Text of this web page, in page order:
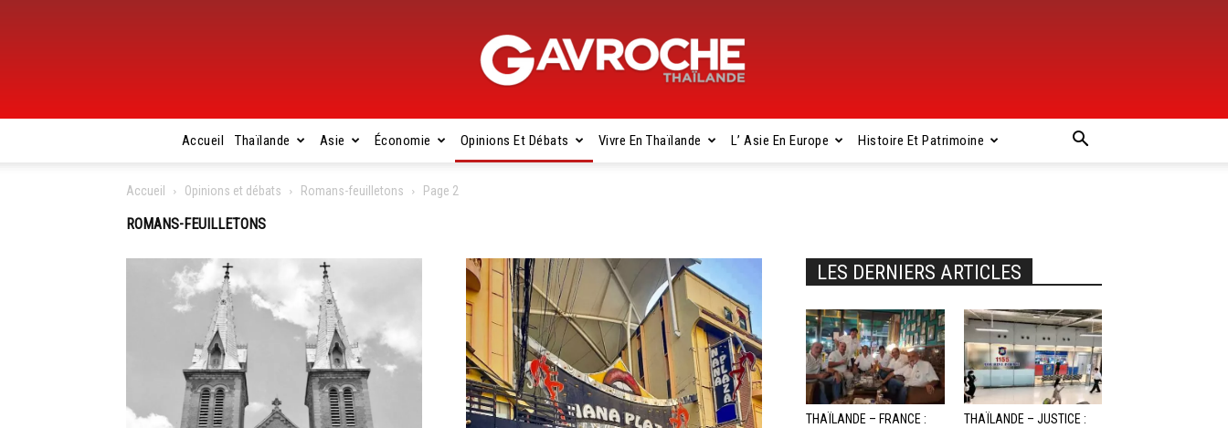
Gavroche
Thaïlande
Accueil Thaïlande Asie Économie Opinions Et Débats Vivre En Thaïlande L’ Asie En Europe Histoire Et Patrimoine
Accueil Opinions et débats Romans-feuilletons Page 2
ROMANS-FEUILLETONS
LES DERNIERS ARTICLES
THAÏLANDE – FRANCE :
THAÏLANDE – JUSTICE :